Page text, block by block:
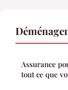
Assurance
tout ce que